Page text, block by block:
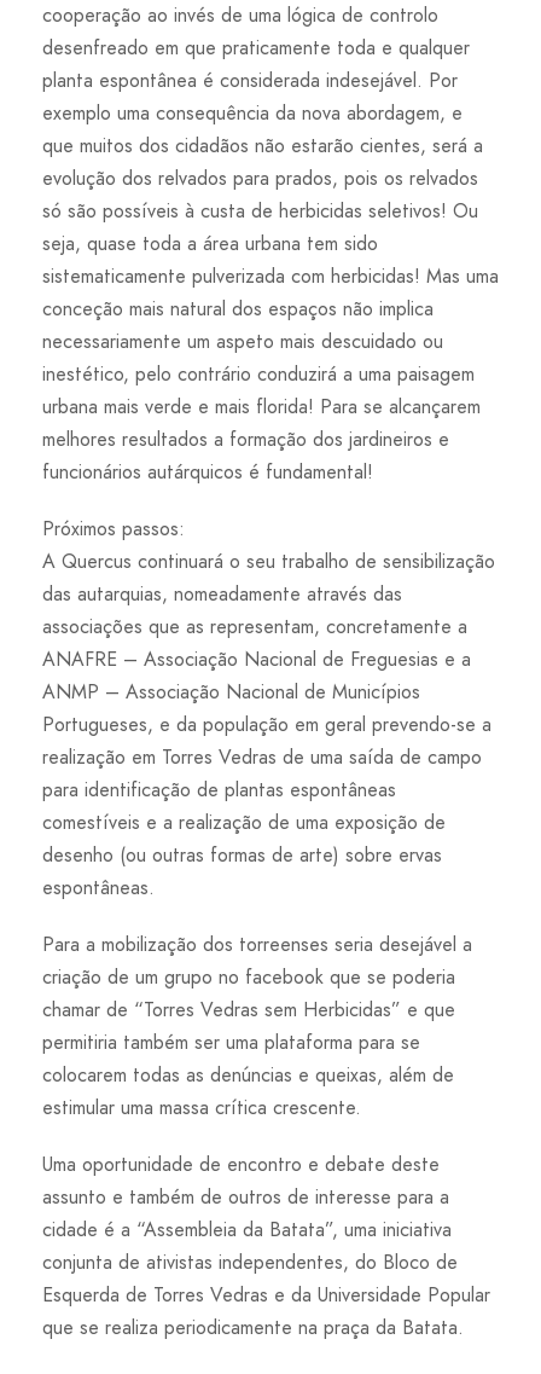
cooperação ao invés de uma lógica de controlo
desenfreado em que praticamente toda e qualquer
planta espontânea é considerada indesejável. Por
exemplo uma consequência da nova abordagem, e
que muitos dos cidadãos não estarão cientes, será a
evolução dos relvados para prados, pois os relvados
só são possíveis à custa de herbicidas seletivos! Ou
seja, quase toda a área urbana tem sido
sistematicamente pulverizada com herbicidas! Mas uma
conceção mais natural dos espaços não implica
necessariamente um aspeto mais descuidado ou
inestético, pelo contrário conduzirá a uma paisagem
urbana mais verde e mais florida! Para se alcançarem
melhores resultados a formação dos jardineiros e
funcionários autárquicos é fundamental!
Próximos passos:
A Quercus continuará o seu trabalho de sensibilização
das autarquias, nomeadamente através das
associações que as representam, concretamente a
ANAFRE – Associação Nacional de Freguesias e a
ANMP – Associação Nacional de Municípios
Portugueses, e da população em geral prevendo-se a
realização em Torres Vedras de uma saída de campo
para identificação de plantas espontâneas
comestíveis e a realização de uma exposição de
desenho (ou outras formas de arte) sobre ervas
espontâneas.
Para a mobilização dos torreenses seria desejável a
criação de um grupo no facebook que se poderia
chamar de “Torres Vedras sem Herbicidas” e que
permitiria também ser uma plataforma para se
colocarem todas as denúncias e queixas, além de
estimular uma massa crítica crescente.
Uma oportunidade de encontro e debate deste
assunto e também de outros de interesse para a
cidade é a “Assembleia da Batata”, uma iniciativa
conjunta de ativistas independentes, do Bloco de
Esquerda de Torres Vedras e da Universidade Popular
que se realiza periodicamente na praça da Batata.